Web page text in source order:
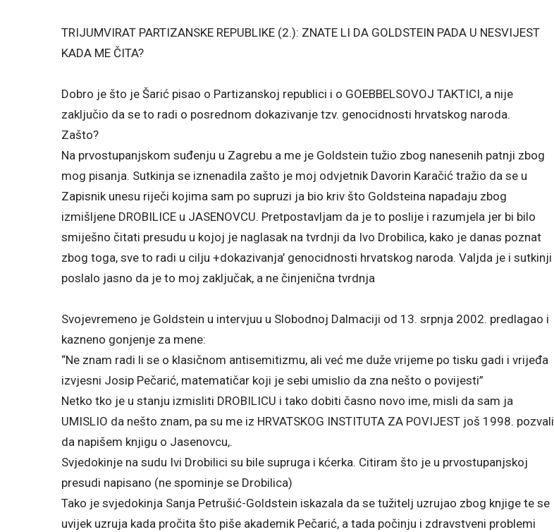
TRIJUMVIRAT PARTIZANSKE REPUBLIKE (2.): ZNATE LI DA GOLDSTEIN PADA U NESVIJEST
KADA ME ČITA?
Dobro je što je Šarić pisao o Partizanskoj republici i o GOEBBELSOVOJ TAKTICI, a nije
zaključio da se to radi o posrednom dokazivanje tzv. genocidnosti hrvatskog naroda.
Zašto?
Na prvostupanjskom suđenju u Zagrebu a me je Goldstein tužio zbog nanesenih patnji zbog
mog pisanja. Sutkinja se iznenadila zašto je moj odvjetnik Davorin Karačić tražio da se u
Zapisnik unesu riječi kojima sam po supruzi ja bio kriv što Goldsteina napadaju zbog
izmišljene DROBILICE u JASENOVCU. Pretpostavljam da je to poslije i razumjela jer bi bilo
smiješno čitati presudu u kojoj je naglasak na tvrdnji da Ivo Drobilica, kako je danas poznat
zbog toga, sve to radi u cilju +dokazivanja’ genocidnosti hrvatskog naroda. Valjda je i sutkinji
poslalo jasno da je to moj zaključak, a ne činjenična tvrdnja
Svojevremeno je Goldstein u intervjuu u Slobodnoj Dalmaciji od 13. srpnja 2002. predlagao i
kazneno gonjenje za mene:
“Ne znam radi li se o klasičnom antisemitizmu, ali već me duže vrijeme po tisku gadi i vrijeđa
izvjesni Josip Pečarić, matematičar koji je sebi umislio da zna nešto o povijesti”
Netko tko je u stanju izmisliti DROBILICU i tako dobiti časno novo ime, misli da sam ja
UMISLIO da nešto znam, pa su me iz HRVATSKOG INSTITUTA ZA POVIJEST još 1998. pozvali
da napišem knjigu o Jasenovcu,.
Svjedokinje na sudu Ivi Drobilici su bile supruga i kćerka. Citiram što je u prvostupanjskoj
presudi napisano (ne spominje se Drobilica)
Tako je svjedokinja Sanja Petrušić-Goldstein iskazala da se tužitelj uzrujao zbog knjige te se
uvijek uzruja kada pročita što piše akademik Pečarić, a tada počinju i zdravstveni problemi